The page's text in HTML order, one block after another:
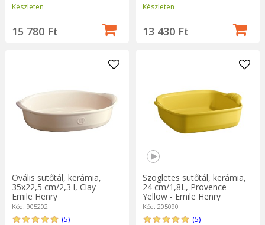
Készleten
15 780 Ft
Készleten
13 430 Ft
Ovális sütőtál, kerámia,
35x22,5 cm/2,3 l, Clay -
Emile Henry
Kód: 905202
(5)
Szögletes sütőtál, kerámia,
24 cm/1,8L, Provence
Yellow - Emile Henry
Kód: 205090
(5)